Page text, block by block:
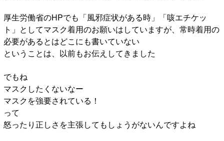
厚生労働省のHPでも「風邪症状がある時」「咳エチケッ
ト」としてマスク着用のお願いはしていますが、常時着用の
必要があるとはどこにも書いていない
ということは、以前もお伝えしてきました
でもね
マスクしたくないなー
マスクを強要されている！
って
怒ったり正しさを主張してもしょうがないんですよね